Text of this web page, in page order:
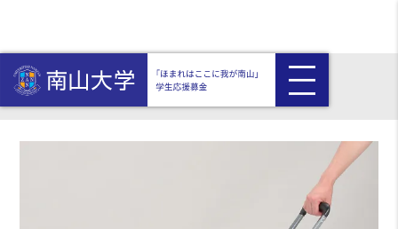
HOME
返礼品付き
モズ キャリーケース・エコバッグセット（ゴールド色）